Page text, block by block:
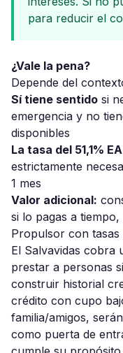
para reducir el
¿Vale la pena?
Depende del
Sí tiene sentido si
emergencia y no
disponibles
La tasa del 51,1%
estrictamente
1 mes
Valor adicional:
si lo pagas a
Propulsor con tasas
El Salvavidas cobra
prestar a personas
construir historial
crédito con cupo
familia/amigos,
como puerta de